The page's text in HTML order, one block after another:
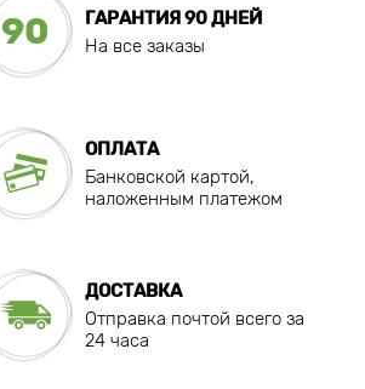
90
ГАРАНТИЯ 90 ДНЕЙ
На все заказы
ОПЛАТА
Банковской картой,
наложенным платежом
ДОСТАВКА
Отправка почтой всего за
24 часа